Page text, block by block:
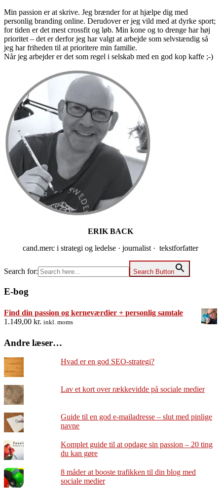
Min passion er at skrive. Jeg brænder for at hjælpe dig med
personlig branding online. Derudover er jeg vild med at dyrke sport;
for tiden er det mest crossfit og løb. Min kone og to drenge har høj
prioritet – det er derfor jeg har valgt at arbejde som selvstændig så
jeg har friheden til at prioritere min familie.
Når jeg arbejder er det som regel i selskab med en god kop kaffe ;-)
Sidebar
ERIK BACK
cand.merc i strategi og ledelse · journalist · tekstforfatter
Search for: Search Button
E-bog
Find din passion og kerneværdier + personlig samtale
1.149,00 kr. inkl. moms
Andre læser…
Hvad er en god SEO-strategi?
Lav et kort over rækkevidde på sociale medier
Guide til en god e-mailadresse – slut med pinlige
navne
Komplet guide til at opdage sin passion – 20 ting
du kan gøre
8 måder at booste trafikken til din blog med
sociale medier